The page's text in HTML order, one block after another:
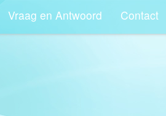
Vraag en Antwoord Contact